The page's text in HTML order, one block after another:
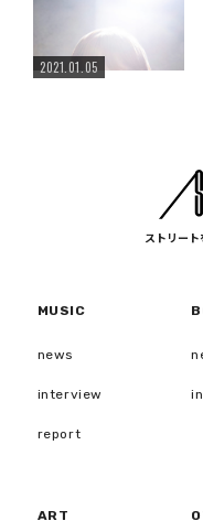
2021.01.05
ストリート
MUSIC
news
interview
report
ART